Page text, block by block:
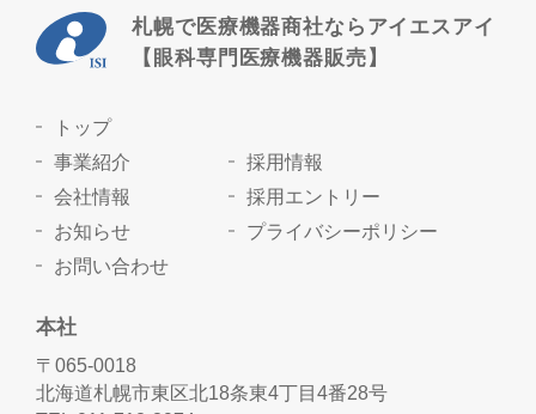
札幌で医療機器商社ならアイエスアイ
【眼科専門医療機器販売】
トップ
事業紹介
会社情報
お知らせ
お問い合わせ
採用情報
採用エントリー
プライバシーポリシー
本社
〒065-0018
北海道札幌市東区北18条東4丁目4番28号